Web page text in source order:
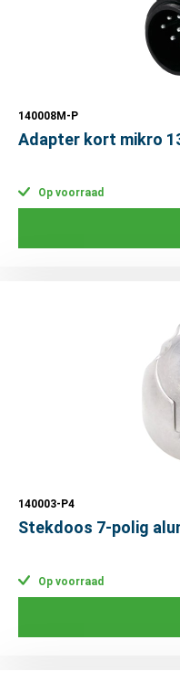
140008M-P
Adapter kort mikro
Op voorraad
140003-P4
Stekdoos 7-polig
Op voorraad